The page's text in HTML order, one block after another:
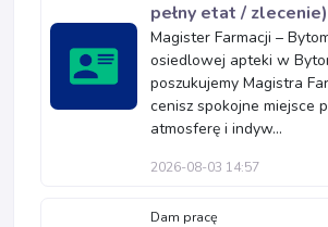
pełny etat / zlecenie)
Magister Farmacji –
osiedlowej apteki w
poszukujemy Magistra
cenisz spokojne miejsce
atmosferę i indyw...
2026-08-03 14:57
Dam pracę